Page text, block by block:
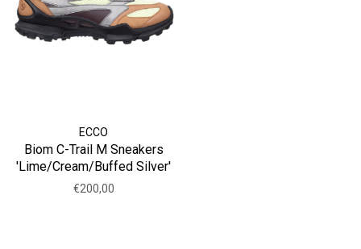
ECCO
Biom C-Trail M Sneakers
'Lime/Cream/Buffed Silver'
€200,00